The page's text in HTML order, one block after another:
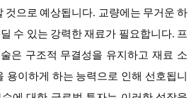
것으로 예상됩니다. 교량에는 무거운 하
수 있는 강력한 재료가 필요합니다. 프
은 구조적 무결성을 유지하고 재료 소
용이하게 하는 능력으로 인해 선호됩니